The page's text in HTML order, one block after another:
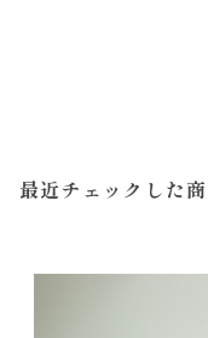
最近チェックした